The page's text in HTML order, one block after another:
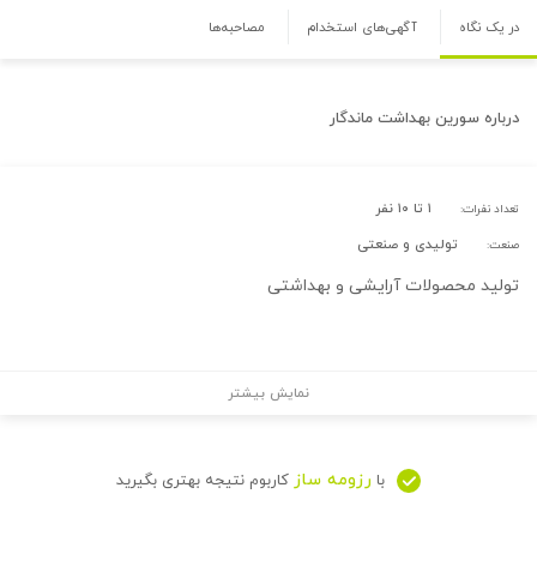
در یک نگاه آگهی‌های استخدام مصاحبه‌ها
درباره سورین بهداشت ماندگار
تعداد نفرات: ۱ تا ۱۰ نفر
صنعت: تولیدی و صنعتی
تولید محصولات آرایشی و بهداشتی
نمایش بیشتر
با رزومه ساز کاربوم نتیجه بهتری بگیرید